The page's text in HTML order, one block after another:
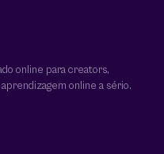
online para creators,
online a sério.